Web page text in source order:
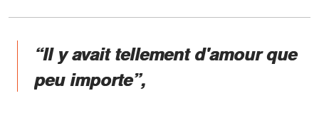
“Il y avait tellement d'amour que
peu importe”,